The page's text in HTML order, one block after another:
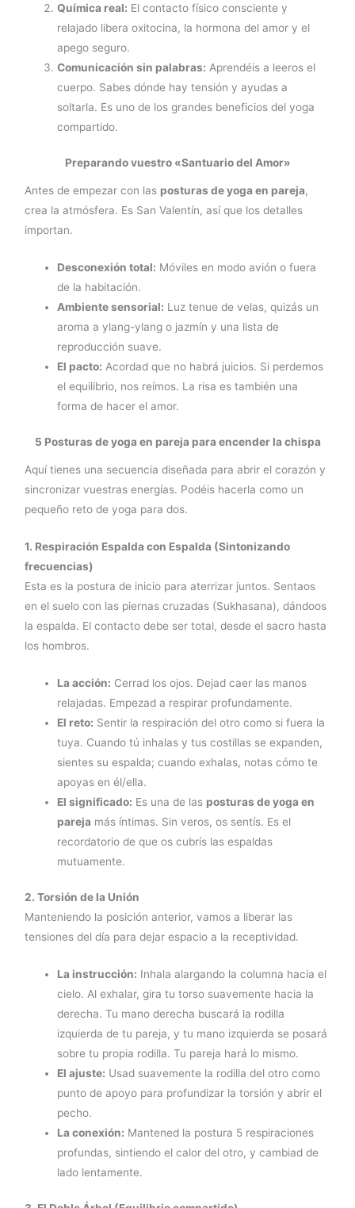
Química real: El contacto físico consciente y
relajado libera oxitocina, la hormona del amor y el
apego seguro.
Comunicación sin palabras: Aprendéis a leeros el
cuerpo. Sabes dónde hay tensión y ayudas a
soltarla. Es uno de los grandes beneficios del yoga
compartido.
Preparando vuestro «Santuario del Amor»
Antes de empezar con las posturas de yoga en pareja,
crea la atmósfera. Es San Valentín, así que los detalles
importan.
Desconexión total: Móviles en modo avión o fuera
de la habitación.
Ambiente sensorial: Luz tenue de velas, quizás un
aroma a ylang-ylang o jazmín y una lista de
reproducción suave.
El pacto: Acordad que no habrá juicios. Si perdemos
el equilibrio, nos reímos. La risa es también una
forma de hacer el amor.
5 Posturas de yoga en pareja para encender la chispa
Aquí tienes una secuencia diseñada para abrir el corazón y
sincronizar vuestras energías. Podéis hacerla como un
pequeño reto de yoga para dos.
1. Respiración Espalda con Espalda (Sintonizando
frecuencias)
Esta es la postura de inicio para aterrizar juntos. Sentaos
en el suelo con las piernas cruzadas (Sukhasana), dándoos
la espalda. El contacto debe ser total, desde el sacro hasta
los hombros.
La acción: Cerrad los ojos. Dejad caer las manos
relajadas. Empezad a respirar profundamente.
El reto: Sentir la respiración del otro como si fuera la
tuya. Cuando tú inhalas y tus costillas se expanden,
sientes su espalda; cuando exhalas, notas cómo te
apoyas en él/ella.
El significado: Es una de las posturas de yoga en
pareja más íntimas. Sin veros, os sentís. Es el
recordatorio de que os cubrís las espaldas
mutuamente.
2. Torsión de la Unión
Manteniendo la posición anterior, vamos a liberar las
tensiones del día para dejar espacio a la receptividad.
La instrucción: Inhala alargando la columna hacia el
cielo. Al exhalar, gira tu torso suavemente hacia la
derecha. Tu mano derecha buscará la rodilla
izquierda de tu pareja, y tu mano izquierda se posará
sobre tu propia rodilla. Tu pareja hará lo mismo.
El ajuste: Usad suavemente la rodilla del otro como
punto de apoyo para profundizar la torsión y abrir el
pecho.
La conexión: Mantened la postura 5 respiraciones
profundas, sintiendo el calor del otro, y cambiad de
lado lentamente.